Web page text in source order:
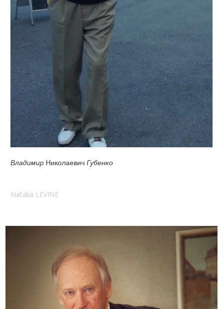
Владимир НиколаевичГубенко
Natalia LEVINE